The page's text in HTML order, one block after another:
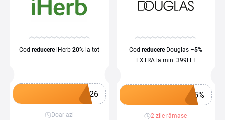
CodreducereiHerb20% la tot
Obține un cupon
T26
Doar azi
Cod reducereDouglas –5%
EXTRA la min. 399LEI
Obține un cupon
A5%
2 zile rămase